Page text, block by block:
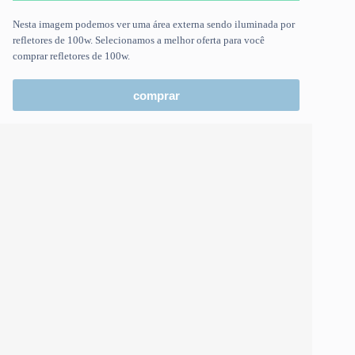
Nesta imagem podemos ver uma área externa sendo iluminada por
refletores de 100w. Selecionamos a melhor oferta para você
comprar refletores de 100w.
comprar